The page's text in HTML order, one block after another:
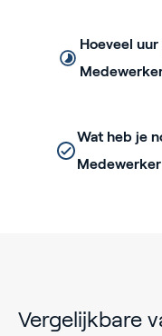
Hoeveel
Wat heb je
Vergelijkbare